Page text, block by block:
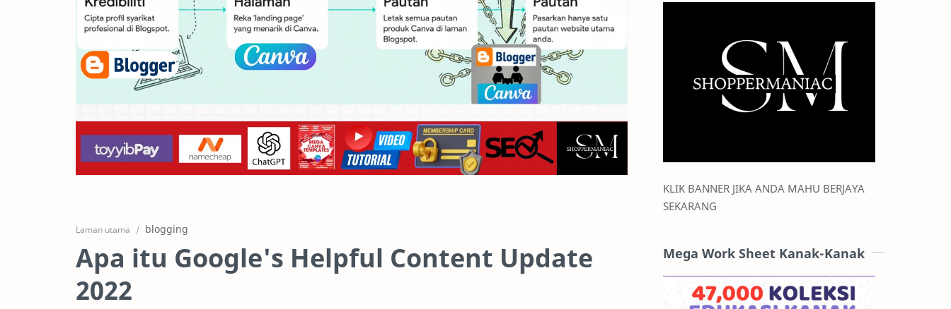
Laman utama blogging
Apa itu Google's Helpful Content Update
2022
KLIK BANNER JIKA ANDA MAHU BERJAYA
SEKARANG
Mega Work Sheet Kanak-Kanak